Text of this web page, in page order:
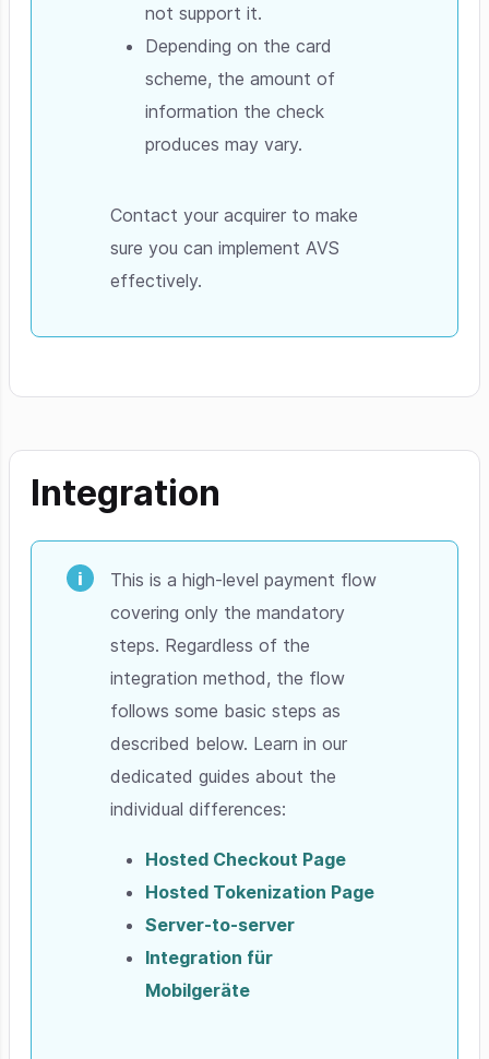
not support it.
Depending on the card
scheme, the amount of
information the check
produces may vary.
Contact your acquirer to make
sure you can implement AVS
effectively.
Integration
This is a high-level payment flow
covering only the mandatory
steps. Regardless of the
integration method, the flow
follows some basic steps as
described below. Learn in our
dedicated guides about the
individual differences:
Hosted Checkout Page
Hosted Tokenization Page
Server-to-server
Integration für
Mobilgeräte